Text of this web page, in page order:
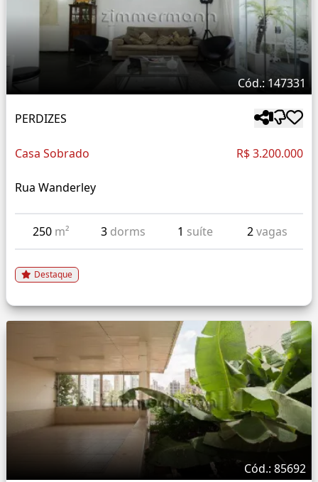
Cód.: 147331
PERDIZES
Casa Sobrado R$ 3.200.000
Rua Wanderley
250 m² 3 dorms 1 suíte 2vagas
Destaque
Cód.: 85692